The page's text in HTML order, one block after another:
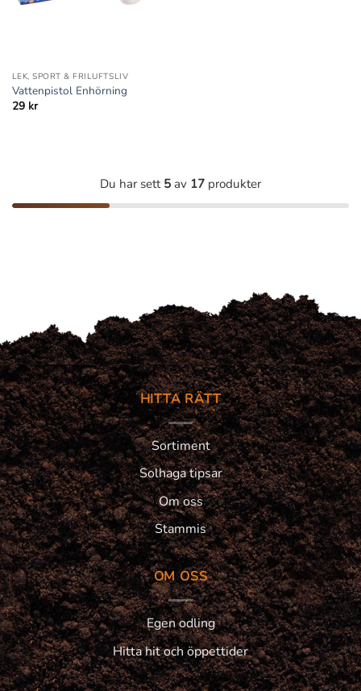
LEK, SPORT & FRILUFTSLIV
Vattenpistol Enhörning
29 kr
Du har sett 5 av 17 produkter
HITTA RÄTT
Sortiment
Solhaga tipsar
Om oss
Stammis
OM OSS
Egen odling
Hitta hit och öppettider